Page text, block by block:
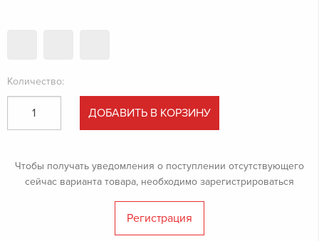
Количество:
ДОБАВИТЬ В КОРЗИНУ
Чтобы получать уведомления о поступлении отсутствующего
сейчас варианта товара, необходимо зарегистрироваться
Регистрация